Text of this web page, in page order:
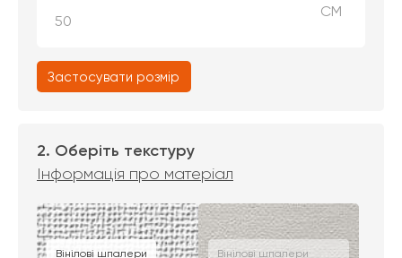
СМ
Застосувати розмір
2. Оберіть текстуру
Інформація про матеріал
Вінілові шпалери Вінілові шпалери